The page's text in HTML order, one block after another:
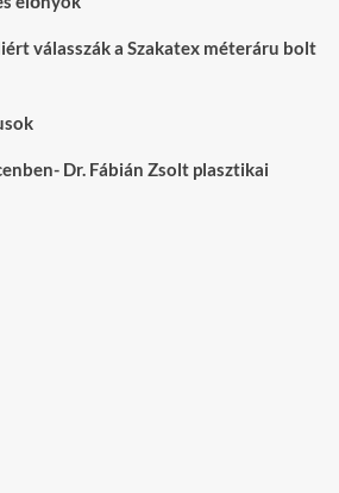
válasszák a Szakatex méteráru bolt
Dr. Fábián Zsolt plasztikai